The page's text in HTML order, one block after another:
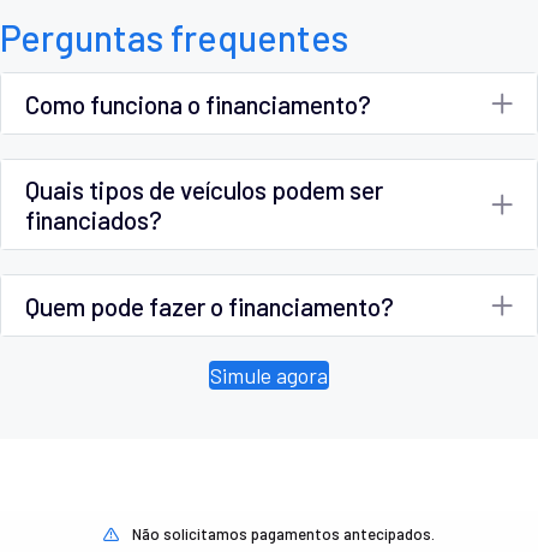
Perguntas frequentes
Como funciona o financiamento?
Quais tipos de veículos podem ser
financiados?
Quem pode fazer o financiamento?
Simule agora
Não solicitamos pagamentos antecipados.